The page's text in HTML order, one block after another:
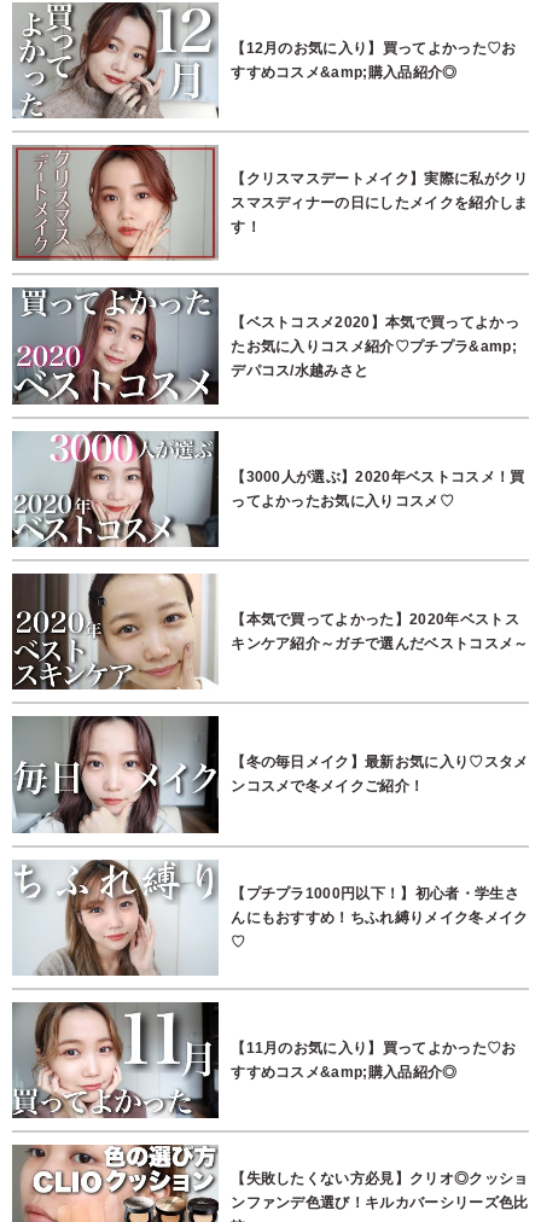
【12月のお気に入り】買ってよかった♡お
すすめコスメ&amp;購入品紹介◎
【クリスマスデートメイク】実際に私がクリ
スマスディナーの日にしたメイクを紹介しま
す！
【ベストコスメ2020】本気で買ってよかっ
たお気に入りコスメ紹介♡プチプラ&amp;
デパコス/水越みさと
【3000人が選ぶ】2020年ベストコスメ！買
ってよかったお気に入りコスメ♡
【本気で買ってよかった】2020年ベストス
キンケア紹介～ガチで選んだベストコスメ～
【冬の毎日メイク】最新お気に入り♡スタメ
ンコスメで冬メイクご紹介！
【プチプラ1000円以下！】初心者・学生さ
んにもおすすめ！ちふれ縛りメイク冬メイク
♡
【11月のお気に入り】買ってよかった♡お
すすめコスメ&amp;購入品紹介◎
【失敗したくない方必見】クリオ◎クッショ
ンファンデ色選び！キルカバーシリーズ色比